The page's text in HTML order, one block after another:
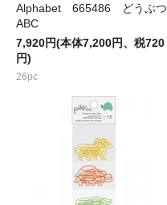
Alphabet 665486 どうぶつ
ABC
7,920円(本体7,200円、税720
円)
26pc